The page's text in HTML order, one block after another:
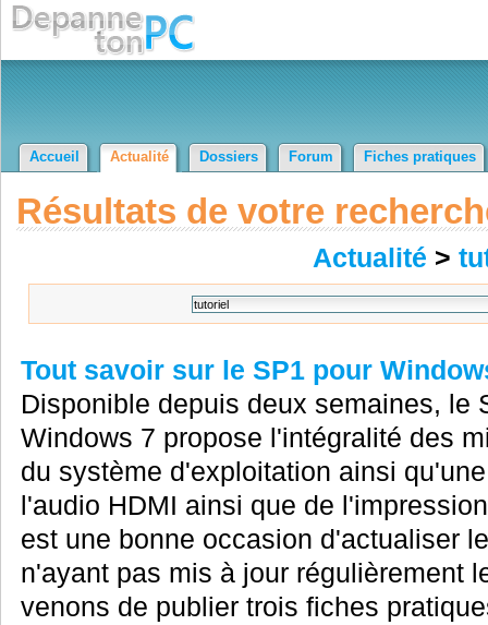
Accueil Actualité Dossiers Forum Fiches pratiques
Résultats de votre
Actualité >
Tout savoir sur le SP1 pour
Disponible depuis deux semaines, le
Windows 7 propose l'intégralité des
du système d'exploitation ainsi
l'audio HDMI ainsi que de
est une bonne occasion d'actualiser
n'ayant pas mis à jour régulièrement
venons de publier trois fiches